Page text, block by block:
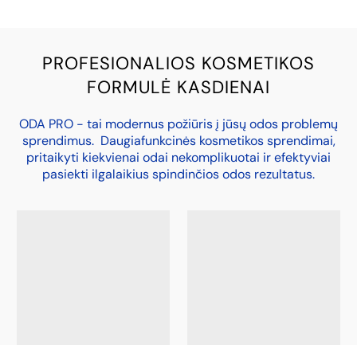
PROFESIONALIOS KOSMETIKOS
FORMULĖ KASDIENAI
ODA PRO - tai modernus požiūris į jūsų odos problemų
sprendimus. Daugiafunkcinės kosmetikos sprendimai,
pritaikyti kiekvienai odai nekomplikuotai ir efektyviai
pasiekti ilgalaikius spindinčios odos rezultatus.